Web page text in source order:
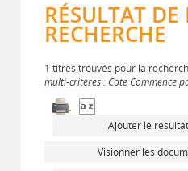
RÉSULTAT DE
RECHERCHE
1 titres trouvés pour la
multi-critères : Cote Commence
Ajouter le
Visionner les